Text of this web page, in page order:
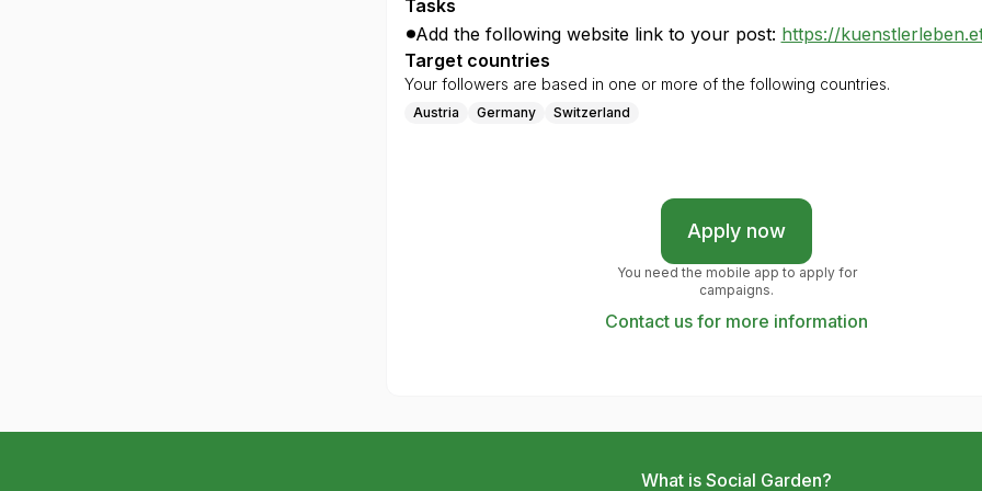
Tasks
Add the following website link to your post: https://
Target countries
Your followers are based in one or more of the following countries.
Austria Germany Switzerland
Apply now
You need the mobile app to apply for
campaigns.
Contact us for more information
What is Social Garden?